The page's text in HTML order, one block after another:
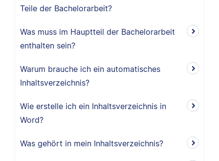
Teile der Bachelorarbeit?
Was muss im Hauptteil der Bachelorarbeit
enthalten sein?
Warum brauche ich ein automatisches
Inhaltsverzeichnis?
Wie erstelle ich ein Inhaltsverzeichnis in
Word?
Was gehört in mein Inhaltsverzeichnis?